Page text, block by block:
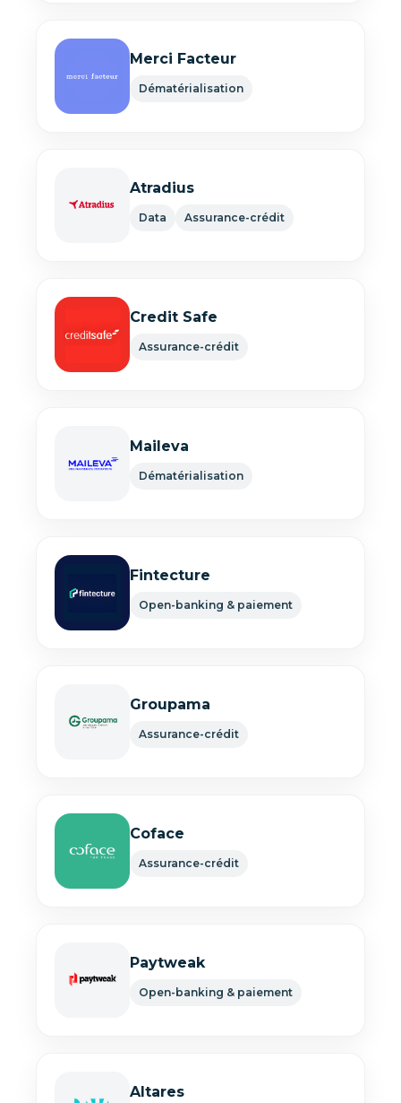
Merci Facteur
Dématérialisation
Atradius
Data Assurance-crédit
Credit Safe
Assurance-crédit
Maileva
Dématérialisation
Fintecture
Open-banking & paiement
Groupama
Assurance-crédit
Coface
Assurance-crédit
Paytweak
Open-banking & paiement
Altares